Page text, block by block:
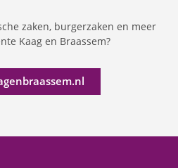
zaken, burgerzaken en meer
Kaag en Braassem?